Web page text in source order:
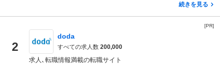
続きを見る
[PR]
2
doda
すべての求人数 200,000
求人､転職情報満載の転職サイト